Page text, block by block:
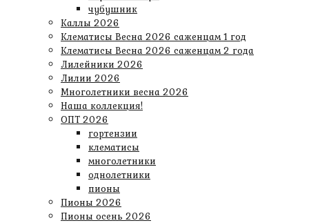
чубушник
Каллы 2026
Клематисы Весна 2026 саженцам 1 год
Клематисы Весна 2026 саженцам 2 года
Лилейники 2026
Лилии 2026
Многолетники весна 2026
Наша коллекция!
ОПТ 2026
гортензии
клематисы
многолетники
однолетники
пионы
Пионы 2026
Пионы осень 2026